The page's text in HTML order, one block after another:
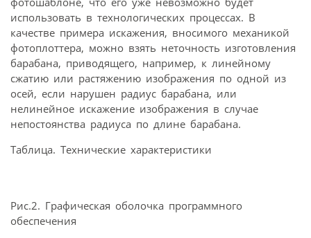
использовать в технологических процессах. В
качестве примера искажения, вносимого механикой
фотоплоттера, можно взять неточность изготовления
барабана, приводящего, например, к линейному
сжатию или растяжению изображения по одной из
осей, если нарушен радиус барабана, или
нелинейное искажение изображения в случае
непостоянства радиуса по длине барабана.
Таблица. Технические характеристики
Рис.2. Графическая оболочка программного
обеспечения